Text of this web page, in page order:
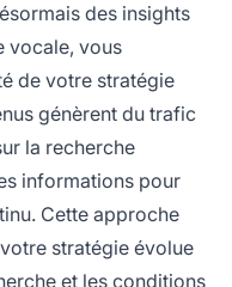
des insights
vocale, vous
de votre stratégie
génèrent du trafic
la recherche
informations pour
Cette approche
stratégie évolue
et les conditions